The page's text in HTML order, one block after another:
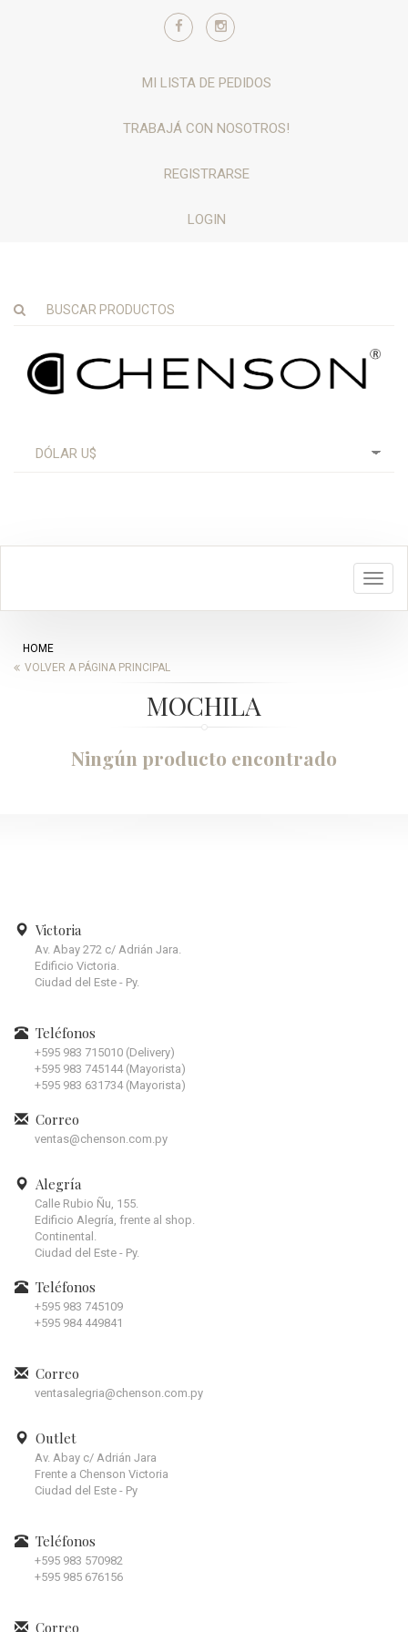
MI LISTA DE PEDIDOS
TRABAJÁ CON NOSOTROS!
REGISTRARSE
LOGIN
HOME
VOLVER A PÁGINA PRINCIPAL
MOCHILA
Ningún producto encontrado
Victoria
Av. Abay 272 c/ Adrián Jara.
Edificio Victoria.
Ciudad del Este - Py.
Teléfonos
+595 983 715010 (Delivery)
+595 983 745144 (Mayorista)
+595 983 631734 (Mayorista)
Correo
ventas@chenson.com.py
Alegría
Calle Rubio Ñu, 155.
Edificio Alegría, frente al shop.
Continental.
Ciudad del Este - Py.
Teléfonos
+595 983 745109
+595 984 449841
Correo
ventasalegria@chenson.com.py
Outlet
Av. Abay c/ Adrián Jara
Frente a Chenson Victoria
Ciudad del Este - Py
Teléfonos
+595 983 570982
+595 985 676156
Correo